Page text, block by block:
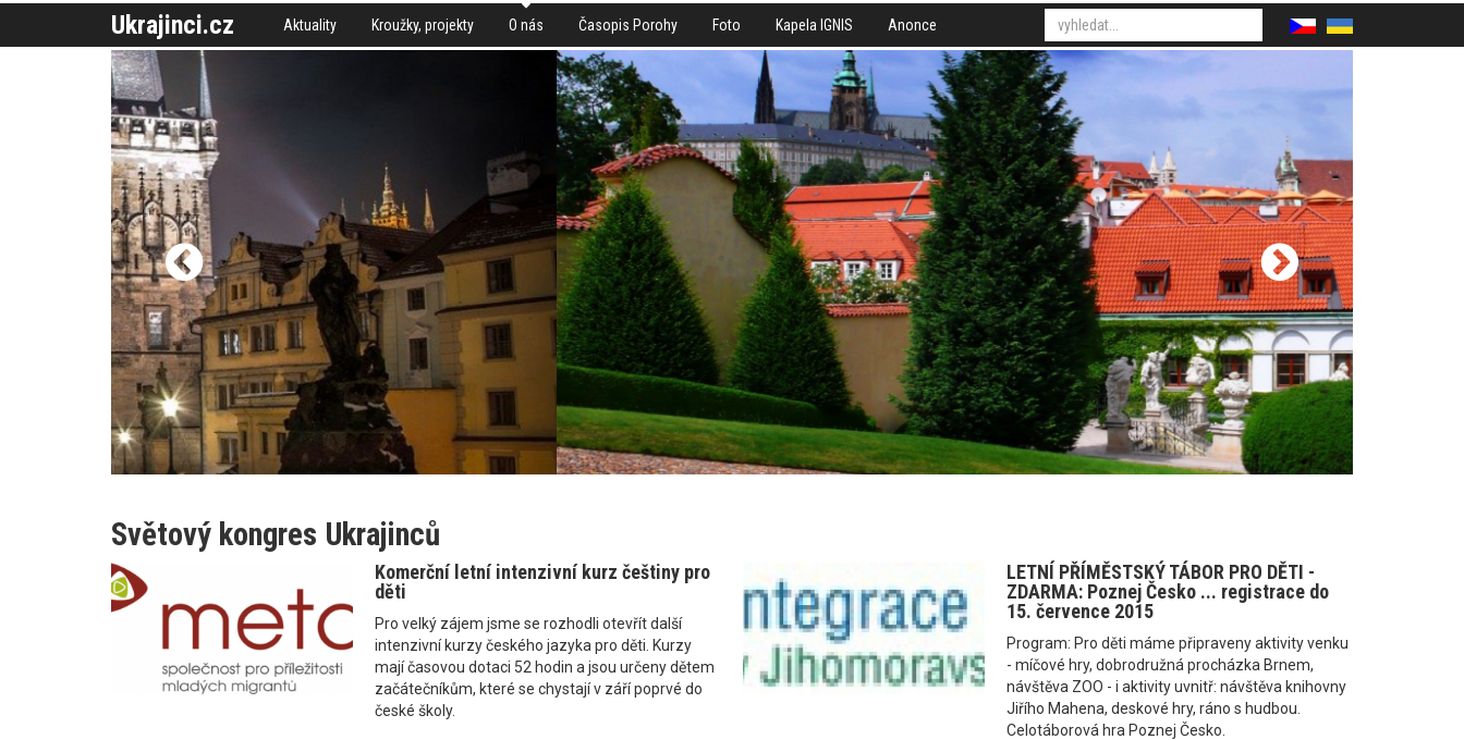
Ukrajinci.cz Aktuality Kroužky, projekty O nás Časopis Porohy Foto Kapela IGNIS Anonce
Světový kongres Ukrajinců
Komerční letní intenzivní kurz češtiny pro
děti
Pro velký zájem jsme se rozhodli otevřít další
intenzivní kurzy českého jazyka pro děti. Kurzy
mají časovou dotaci 52 hodin a jsou určeny dětem
začátečníkům, které se chystají v září poprvé do
české školy.
LETNÍ PŘÍMĚSTSKÝ TÁBOR PRO DĚTI -
ZDARMA: Poznej Česko ... registrace do
15. července 2015
Program: Pro děti máme připraveny aktivity venku
- míčové hry, dobrodružná procházka Brnem,
návštěva ZOO - i aktivity uvnitř: návštěva knihovny
Jiřího Mahena, deskové hry, ráno s hudbou.
Celotáborová hra Poznej Česko.